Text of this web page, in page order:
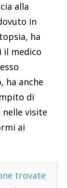
alla
in
ha
medico
ha anche
di
nelle visite
ai
trovate